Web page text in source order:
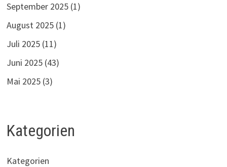
September 2025 (1)
August 2025 (1)
Juli 2025 (11)
Juni 2025 (43)
Mai 2025 (3)
Kategorien
Kategorien